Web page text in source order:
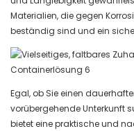
Materialien, die gegen
beständig sind und ein
Egal, ob Sie einen
vorübergehende Unterkunft
bietet eine praktische und